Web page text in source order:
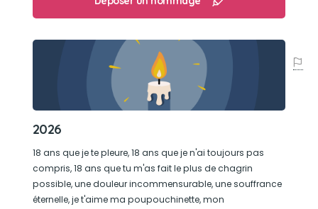
2026
18 ans que je te pleure, 18 ans que je n'ai toujours pas
compris, 18 ans que tu m'as fait le plus de chagrin
possible, une douleur incommensurable, une souffrance
éternelle, je t'aime ma poupouchinette, mon